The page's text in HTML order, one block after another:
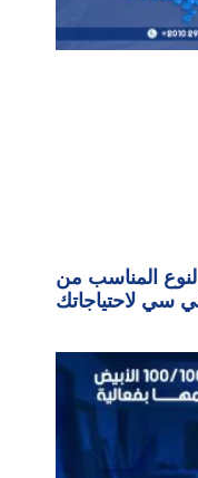
النوع المناسب من
سي لاحتياجاتك